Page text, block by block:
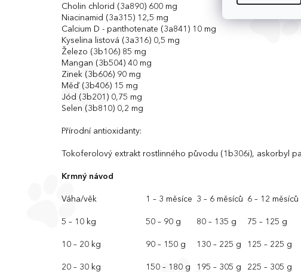
Cholin chlorid (3a890) 600 mg
Niacinamid (3a315) 12,5 mg
Calcium D - panthotenate (3a841) 10 mg
Kyselina listová (3a316) 0,5 mg
Železo (3b106) 85 mg
Mangan (3b504) 40 mg
Zinek (3b606) 90 mg
Měď (3b406) 15 mg
Jód (3b201) 0,75 mg
Selen (3b810) 0,2 mg
Přírodní antioxidanty:
Tokoferolový extrakt rostlinného původu (1b306i), askorbyl
Krmný návod
Váha/věk 1 – 3 měsíce 3 – 6 měsíců 6 – 12 měsíců
5 – 10 kg 50 – 90 g 80 – 135 g 75 – 125 g
10 – 20 kg 90 – 150 g 130 – 225 g 125 – 225 g
20 – 30 kg 150 – 180 g 195 – 305 g 225 – 305 g